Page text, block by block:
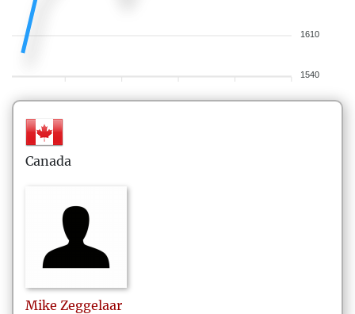
1610
1540
Canada
Mike Zeggelaar